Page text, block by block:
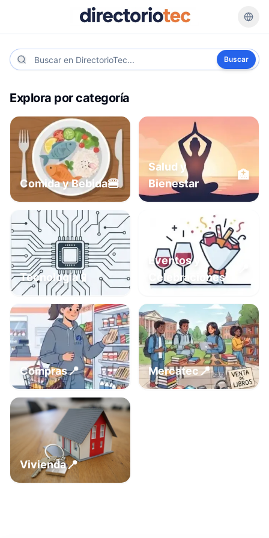
Buscar
Explora por categoría
Comida y Bebida🍔
Salud y
Bienestar
🏥
Tecnología📱
Eventos y
Celebraciones
Compras📍 Mercatec📍
Vivienda📍